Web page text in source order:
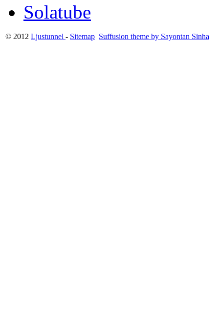
Solatube
© 2012 Ljustunnel - Sitemap Suffusion theme by Sayontan Sinha